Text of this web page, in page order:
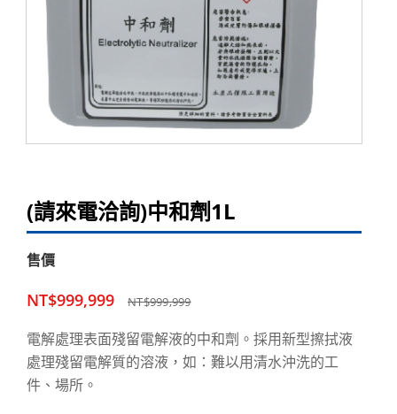
(請來電洽詢)中和劑1L
售價
NT$999,999 NT$999,999
電解處理表面殘留電解液的中和劑。採用新型擦拭液
處理殘留電解質的溶液，如：難以用清水沖洗的工
件、場所。